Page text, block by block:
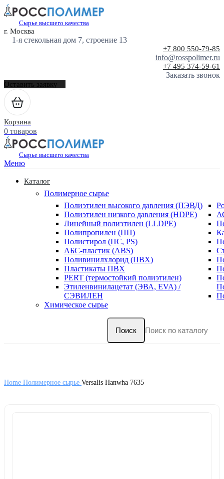
Сырье высшего качества
г. Москва
1-я стекольная дом 7, строение 13
+7 800 550-79-85
info@rosspolimer.ru
+7 495 374-59-61
Заказать звонок
Оставить заявку
Корзина
0 товаров
Сырье высшего качества
Меню
Каталог
Полимерное сырье
Полиэтилен высокого давления (ПЭВД)
Полиэтилен низкого давления (HDPE)
Линейный полиэтилен (LLDPE)
Полипропилен (ПП)
Полистирол (ПС, PS)
АБС-пластик (ABS)
Поливинилхлорид (ПВХ)
Пластикаты ПВХ
PERT (термостойкий полиэтилен)
Этиленвинилацетат (ЭВА, EVA) /
СЭВИЛЕН
Химическое сырье
Поиск
Home Полимерное сырье Versalis Hanwha 7635